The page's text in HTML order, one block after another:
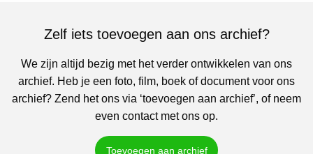
Zelf iets toevoegen aan ons archief?
We zijn altijd bezig met het verder ontwikkelen van ons
archief. Heb je een foto, film, boek of document voor ons
archief? Zend het ons via ‘toevoegen aan archief’, of neem
even contact met ons op.
Toevoegen aan archief